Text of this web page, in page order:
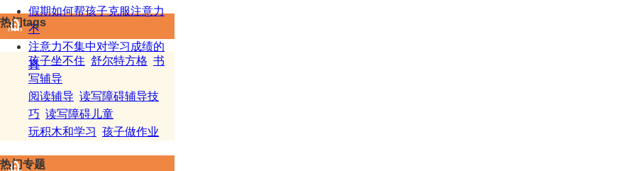
假期如何帮孩子克服注意力
不
注意力不集中对学习成绩的
真
热门tags
孩子坐不住 舒尔特方格 书
写辅导
阅读辅导 读写障碍辅导技
巧 读写障碍儿童
玩积木和学习 孩子做作业
热门专题